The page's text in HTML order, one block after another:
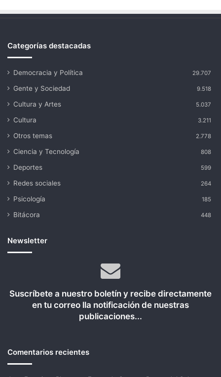
Categorías destacadas
Democracia y Política 29.707
Gente y Sociedad 9.518
Cultura y Artes 5.037
Cultura 3.211
Otros temas 2.778
Ciencia y Tecnología 808
Deportes 599
Redes sociales 264
Psicología 185
Bitácora 448
Newsletter
Suscríbete a nuestro boletín y recibe directamente
en tu correo lla notificación de nuestras
publicaciones...
Comentarios recientes